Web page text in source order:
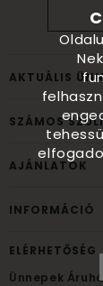
AKTUÁLIS
SZÁMOS
AJÁNLATOK
INFORMÁCIÓ
ELÉRHETŐSÉG
Ünnepek